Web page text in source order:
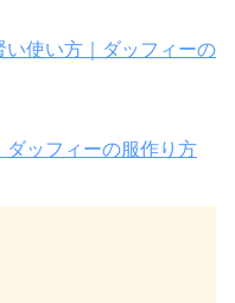
使い方｜ダッフィーの
ッフィーの服作り方